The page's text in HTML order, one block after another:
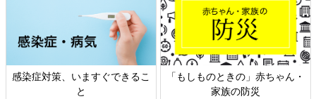
感染症対策、いますぐできるこ
と
「もしものときの」赤ちゃん・
家族の防災